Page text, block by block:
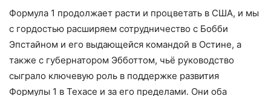
Формула 1 продолжает расти и процветать в США, и мы
с гордостью расширяем сотрудничество с Бобби
Эпстайном и его выдающейся командой в Остине, а
также с губернатором Эбботтом, чьё руководство
сыграло ключевую роль в поддержке развития
Формулы 1 в Техасе и за его пределами. Они оба